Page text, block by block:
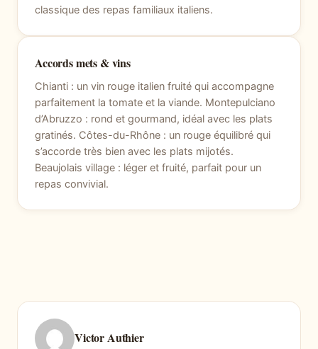
classique des repas familiaux italiens.
Accords mets & vins
Chianti : un vin rouge italien fruité qui accompagne
parfaitement la tomate et la viande. Montepulciano
d’Abruzzo : rond et gourmand, idéal avec les plats
gratinés. Côtes-du-Rhône : un rouge équilibré qui
s’accorde très bien avec les plats mijotés.
Beaujolais village : léger et fruité, parfait pour un
repas convivial.
Victor Authier